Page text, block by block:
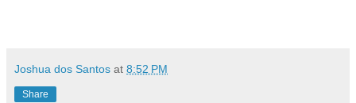
Joshua dos Santos at 8:52 PM
Share